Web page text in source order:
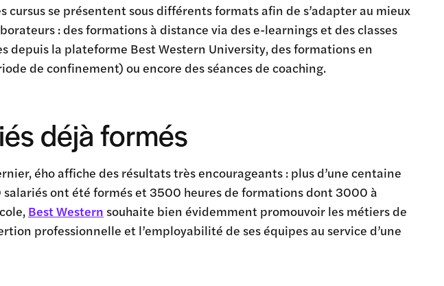
cursus se présentent sous différents formats afin de s’adapter au mieux
: des formations à distance via des e-learnings et des classes
depuis la plateforme Best Western University, des formations en
de confinement) ou encore des séances de coaching.
déjà formés
ého affiche des résultats très encourageants : plus d’une centaine
salariés ont été formés et 3500 heures de formations dont 3000 à
Best Western souhaite bien évidemment promouvoir les métiers de
professionnelle et l’employabilité de ses équipes au service d’une